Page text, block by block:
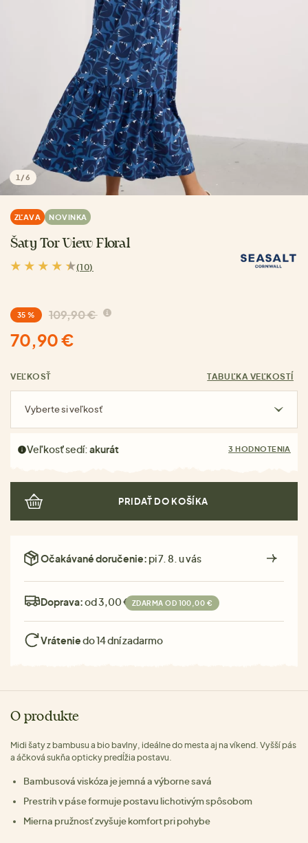
1 /6
ZĽAVA NOVINKA
Šaty Tor View Floral
(10)
35 % 109,90 €
70,90 €
VEĽKOSŤ TABUĽKA VEĽKOSTÍ
Vyberte si veľkosť
Veľkosť sedí:akurát 3 HODNOTENIA
PRIDAŤ DO KOŠÍKA
Očakávané doručenie: pi 7. 8. u vás
Doprava:od 3,00 € ZDARMA OD 100,00 €
Vráteniedo 14 dní zadarmo
O produkte
Midi šaty z bambusu a bio bavlny, ideálne do mesta aj na víkend. Vyšší pás
a áčková sukňa opticky predĺžia postavu.
Bambusová viskóza je jemná a výborne savá
Prestrih v páse formuje postavu lichotivým spôsobom
Mierna pružnosť zvyšuje komfort pri pohybe